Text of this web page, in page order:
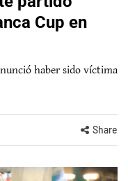
Cup en
haber sido víctima
Share